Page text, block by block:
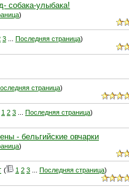
собака-улыбака!
)
3 Последняя страница)
страница)
1 2 3 Последняя страница)
- бельгийские овчарки
)
( 1 2 3 Последняя страница)